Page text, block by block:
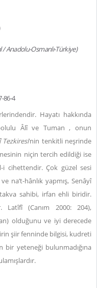
/ Anadolu-Osmanlı-Türkiye)
86-4
Hayatı hakkında
Âlî ve Tuman , onun
Tezkiresi’nin tenkitli neşrinde
niçin tercih edildiği ise
i cihettendir. Çok güzel sesi
na’t-hânlık yapmış, Senâyî
takva sahibi, irfan ehli biridir.
Latîfî (Canım 2000: 204),
olduğunu ve iyi derecede
şiir fenninde bilgisi, kudreti
yeteneği bulunmadığına